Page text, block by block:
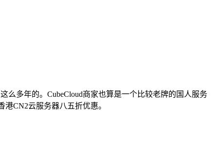
么多年的。CubeCloud商家也算是一个比较老牌的国人服务
CN2云服务器八五折优惠。